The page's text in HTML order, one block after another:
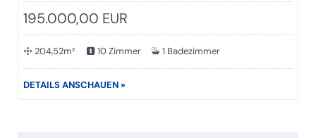
195.000,00 EUR
204,52m² 10 Zimmer 1 Badezimmer
DETAILS ANSCHAUEN »